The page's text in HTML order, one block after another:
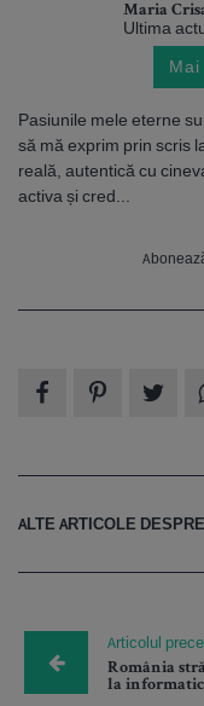
Maria
Ultima
Pasiunile mele eterne
să mă exprim prin scris
reală, autentică cu
activa și cred...
ALTE ARTICOLE
Articolul
România
la